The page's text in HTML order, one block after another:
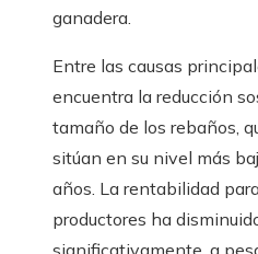
ganadera.
Entre las causas
encuentra la reducción
tamaño de los rebaños,
sitúan en su nivel más
años. La rentabilidad
productores ha